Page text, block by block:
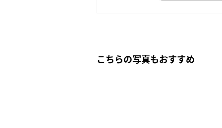
こちらの写真もおすすめ